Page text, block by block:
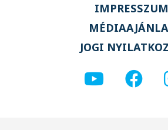
IMPRESSZUM
JOGI